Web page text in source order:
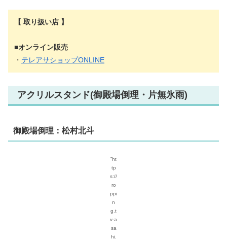
【 取り扱い店 】
■オンライン販売
・ テレアサショップONLINE
アクリルスタンド(御殿場倒理・片無氷雨)
御殿場倒理：松村北斗
”ht
tp
s://
ro
ppi
n
g.t
v-a
sa
hi.